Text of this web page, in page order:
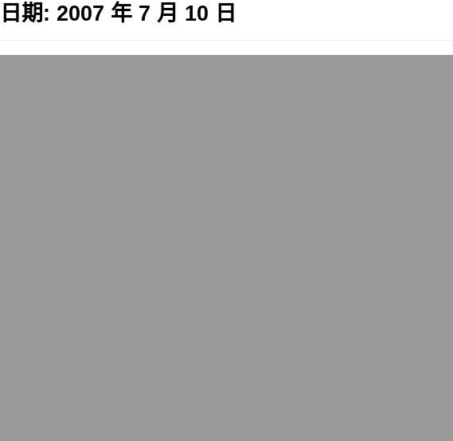
日期: 2007 年 7 月 10 日